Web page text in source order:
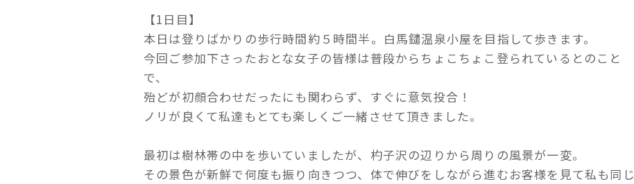
【1日目】
本日は登りばかりの歩行時間約５時間半。白馬鑓温泉小屋を目指して歩きます。
今回ご参加下さったおとな女子の皆様は普段からちょこちょこ登られているとのこと
で、
殆どが初顔合わせだったにも関わらず、すぐに意気投合！
ノリが良くて私達もとても楽しくご一緒させて頂きました。
最初は樹林帯の中を歩いていましたが、杓子沢の辺りから周りの風景が一変。
その景色が新鮮で何度も振り向きつつ、体で伸びをしながら進むお客様を見て私も同じ